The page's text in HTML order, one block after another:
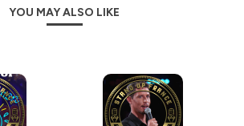
YOU MAY ALSO LIKE